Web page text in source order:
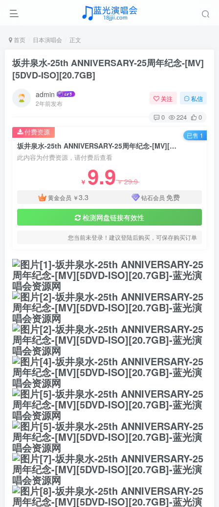
首页 日本演唱会 正文
坂井泉水-25th ANNIVERSARY-25周年纪念-[MV]
[5DVD-ISO][20.7GB]
admin
2年前发布
关注 私信
0 224 0
坂井泉水-25th ANNIVERSARY-25周年纪念-[MV][5DVD-ISO][20.7GB]
此内容为付费资源，请付费后查看
￥ 9.9￥29.9
黄金会员 ￥3.3 钻石会员 免费
检测网盘链接有效性
您当前未登录！建议登陆后购买，可保存购买订单
付费资源 已售 1